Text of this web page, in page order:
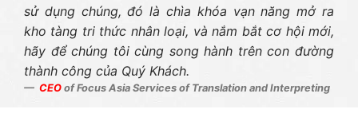
sử dụng chúng, đó là chìa khóa vạn năng mở ra
kho tàng tri thức nhân loại, và nắm bắt cơ hội mới,
hãy để chúng tôi cùng song hành trên con đường
thành công của Quý Khách.
CEO of Focus Asia Services of Translation and Interpreting